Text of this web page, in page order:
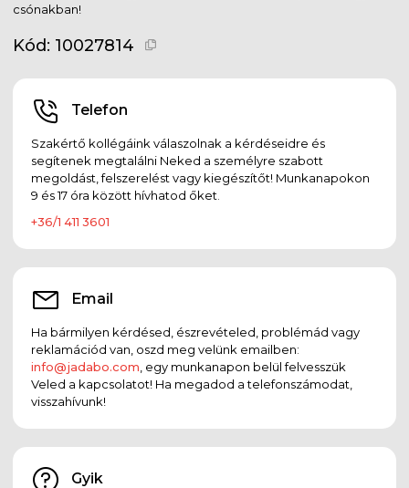
csónakban!
Kód: 10027814
Telefon
Szakértő kollégáink válaszolnak a kérdéseidre és
segítenek megtalálni Neked a személyre szabott
megoldást, felszerelést vagy kiegészítőt! Munkanapokon
9 és 17 óra között hívhatod őket.
+36/1 411 3601
Email
Ha bármilyen kérdésed, észrevételed, problémád vagy
reklamációd van, oszd meg velünk emailben:
info@jadabo.com , egy munkanapon belül felvesszük
Veled a kapcsolatot! Ha megadod a telefonszámodat,
visszahívunk!
Gyik